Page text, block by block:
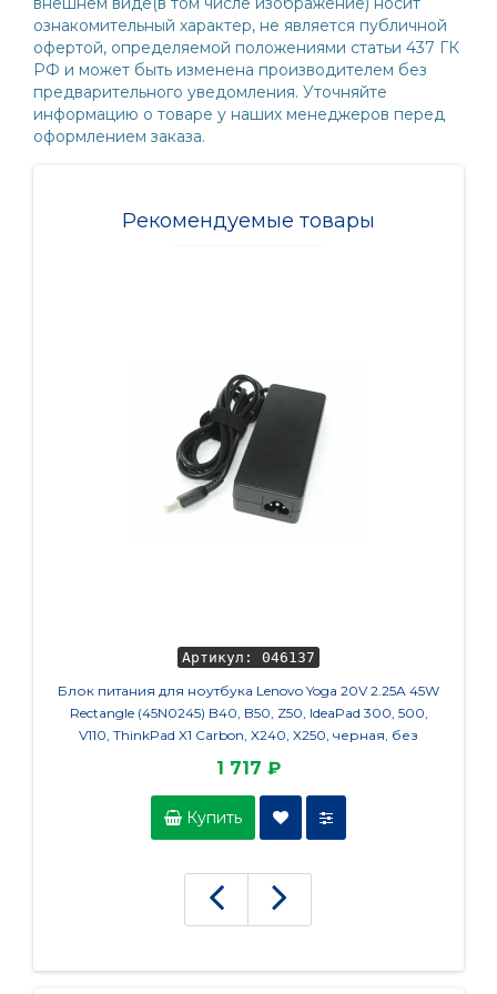
ознакомительный характер, не является публичной
офертой, определяемой положениями статьи 437 ГК
РФ и может быть изменена производителем без
предварительного уведомления. Уточняйте
информацию о товаре у наших менеджеров перед
оформлением заказа.
Рекомендуемые товары
Артикул: 046137
Блок питания для ноутбука Lenovo Yoga 20V 2.25A 45W
Rectangle (45N0245) B40, B50, Z50, IdeaPad 300, 500,
V110, ThinkPad X1 Carbon, X240, X250, черная, без
1 717 ₽
Купить